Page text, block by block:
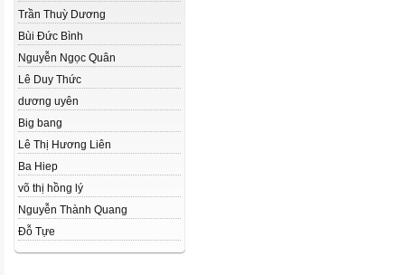
Trần Thuỳ Dương
Bùi Đức Bình
Nguyễn Ngọc Quân
Lê Duy Thức
dương uyên
Big bang
Lê Thị Hương Liên
Ba Hiep
võ thị hồng lý
Nguyễn Thành Quang
Đỗ Tựe